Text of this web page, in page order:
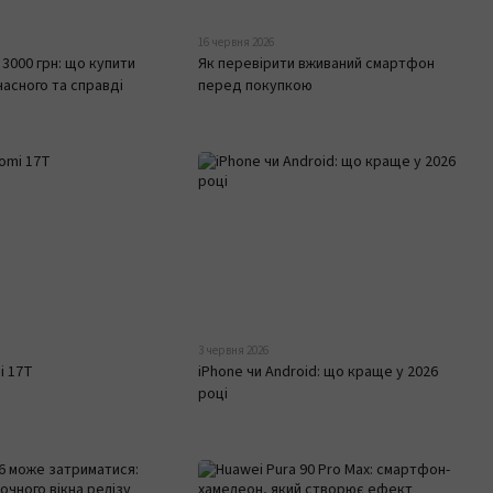
грн: що купити
та справді
16 червня 2026
Як перевірити вживаний смартфон
перед покупкою
17T
3 червня 2026
iPhone чи Android: що краще у 2026
році